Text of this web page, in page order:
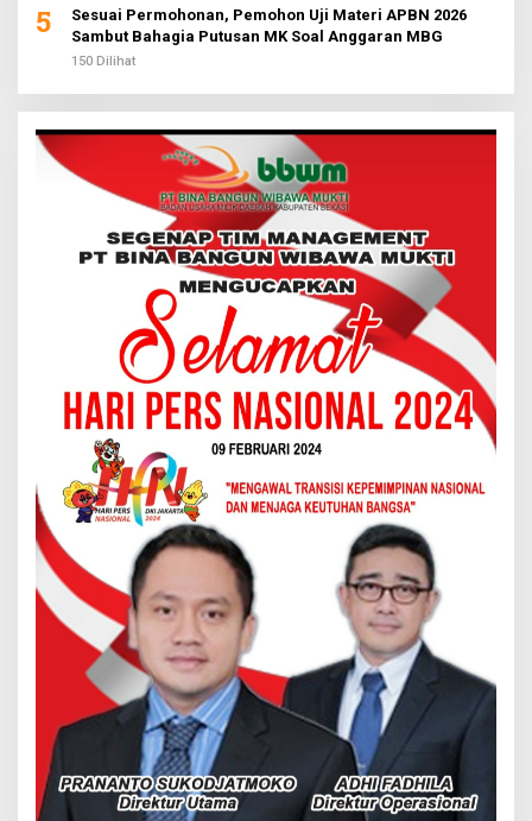
5
Sesuai Permohonan, Pemohon Uji Materi APBN 2026
Sambut Bahagia Putusan MK Soal Anggaran MBG
150 Dilihat